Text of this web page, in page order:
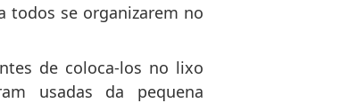
todos se organizarem no
de coloca-los no lixo
usadas da pequena